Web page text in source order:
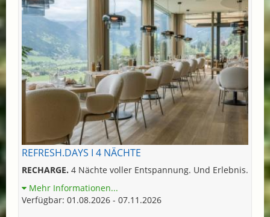
REFRESH.DAYS I 4 NÄCHTE
RECHARGE. 4 Nächte voller Entspannung. Und Erlebnis.
Mehr Informationen...
Verfügbar: 01.08.2026 - 07.11.2026